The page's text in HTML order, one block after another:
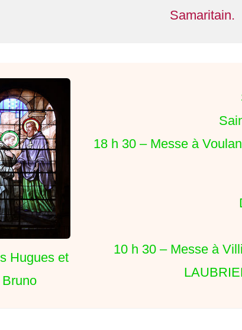
Samaritain.
Hugues et
Bruno
18 h 30 – Messe à
10 h 30 – Messe à